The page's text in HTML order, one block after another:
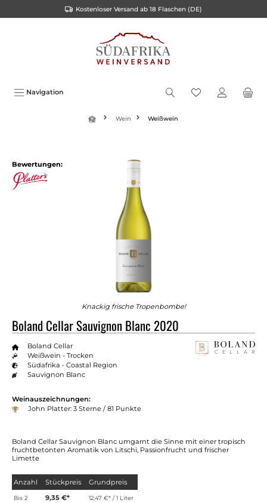
Kostenloser Versand ab 18 Flaschen (DE)
Navigation
Wein Weißwein
Bewertungen:
Knackig frische Tropenbombe!
Boland Cellar Sauvignon Blanc 2020
Boland Cellar
Weißwein - Trocken
Südafrika - Coastal Region
Sauvignon Blanc
Weinauszeichnungen:
John Platter: 3 Sterne / 81 Punkte
Boland Cellar Sauvignon Blanc umgarnt die Sinne mit einer tropisch
fruchtbetonten Aromatik von Litschi, Passionfrucht und frischer
Limette
Anzahl Stückpreis Grundpreis
Bis2 9,35 €* 12,47 €* / 1 Liter